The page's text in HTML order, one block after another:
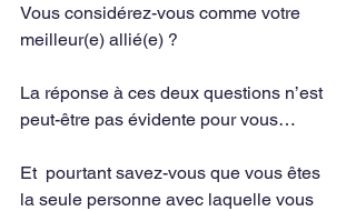
Vous considérez-vous comme votre
meilleur(e) allié(e) ?
La réponse à ces deux questions n’est
peut-être pas évidente pour vous…
Et  pourtant savez-vous que vous êtes
la seule personne avec laquelle vous